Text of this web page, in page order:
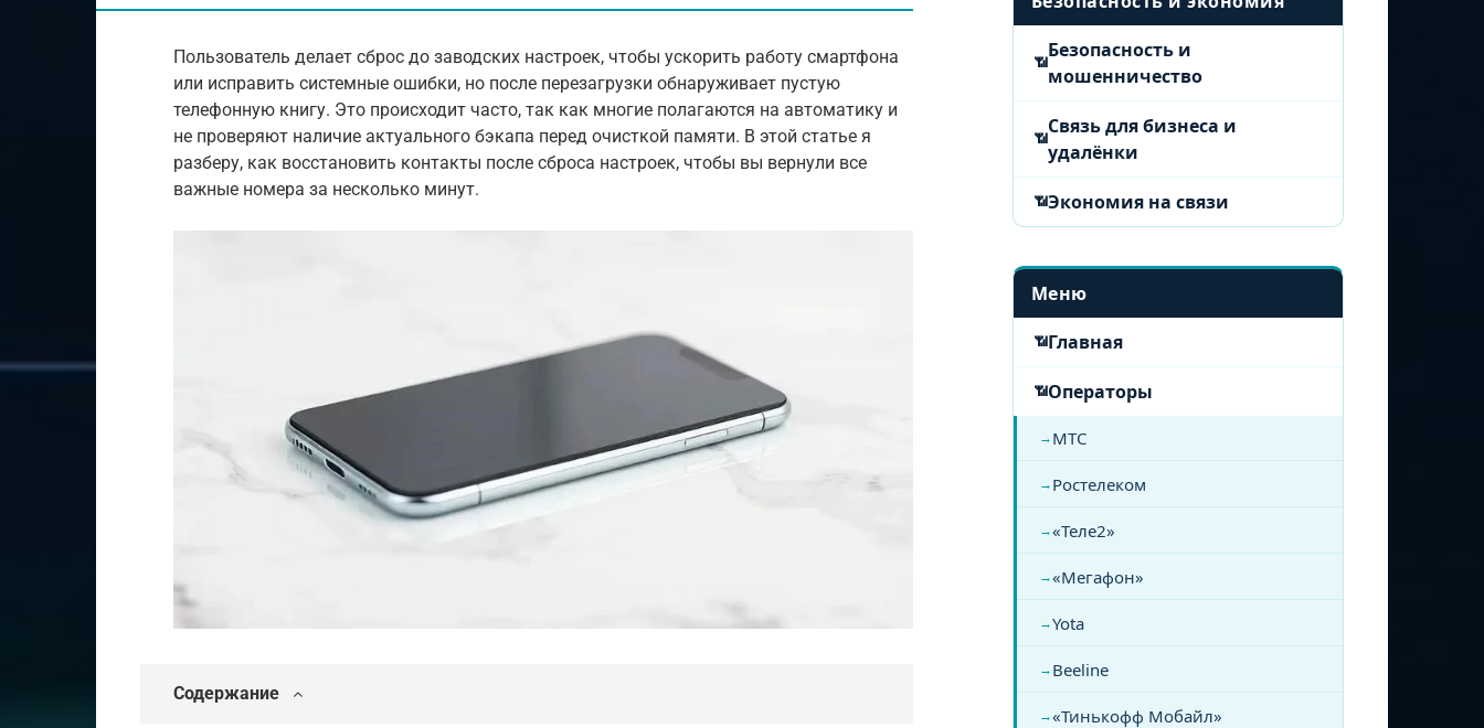
Пользователь делает сброс до заводских настроек, чтобы ускорить работу смартфона
или исправить системные ошибки, но после перезагрузки обнаруживает пустую
телефонную книгу. Это происходит часто, так как многие полагаются на автоматику и
не проверяют наличие актуального бэкапа перед очисткой памяти. В этой статье я
разберу, как восстановить контакты после сброса настроек, чтобы вы вернули все
важные номера за несколько минут.
Содержание
Безопасность и
мошенничество
Связь для бизнеса и
удалёнки
Экономия на связи
Меню
Главная
Операторы
МТС
Ростелеком
«Теле2»
«Мегафон»
Yota
Beeline
«Тинькофф Мобайл»